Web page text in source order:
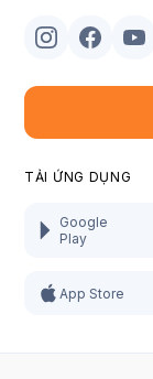
TẢI ỨNG DỤNG
Google
Play
App Store